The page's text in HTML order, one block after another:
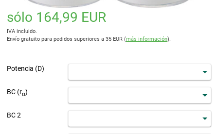
sólo 164,99 EUR
IVA incluido.
Envío gratuito para pedidos superiores a 35 EUR (más información).
Potencia (D)
BC (rο)
BC 2